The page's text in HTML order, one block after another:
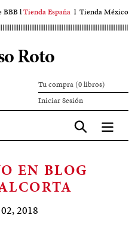
BBBlTienda España l Tienda México
Roto
Tu compra (0 libros)
Iniciar SesiónIniciar
sesión
Aceptar
EN BLOG
2018